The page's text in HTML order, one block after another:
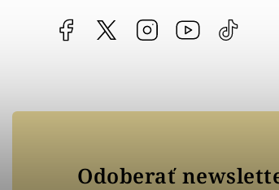
Facebook vipgoldsk InstagramYouTube
Odoberať